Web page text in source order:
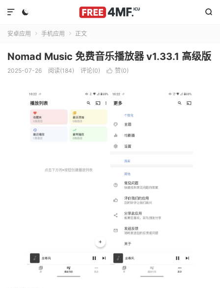
 

安卓应用  手机应用  正文
Nomad Music 免费音乐播放器 v1.33.1 高级版
2025-07-26 阅读(184) 评论(0)  赞(0)